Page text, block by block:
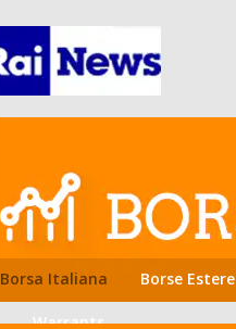
Borsa Italiana Borse Estere
Warrants